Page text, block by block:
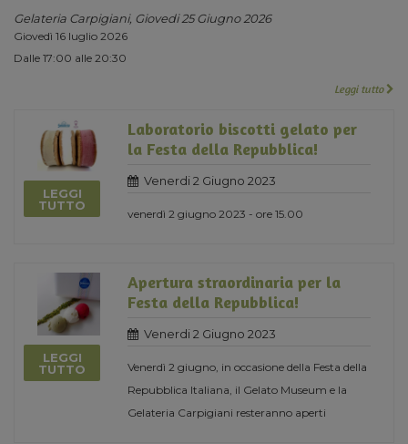
Gelateria Carpigiani, Giovedi 25 Giugno 2026
Giovedì 16 luglio 2026
Dalle 17:00 alle 20:30
Leggi tutto
LEGGI
TUTTO
Laboratorio biscotti gelato per
la Festa della Repubblica!
Venerdi 2 Giugno 2023
venerdì 2 giugno 2023 - ore 15.00
LEGGI
TUTTO
Apertura straordinaria per la
Festa della Repubblica!
Venerdi 2 Giugno 2023
Venerdì 2 giugno, in occasione della Festa della
Repubblica Italiana, il Gelato Museum e la
Gelateria Carpigiani resteranno aperti